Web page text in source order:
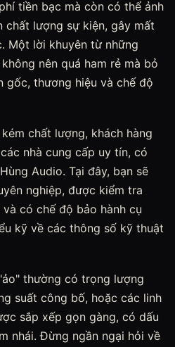
tiền bạc mà còn có thể ảnh
chất lượng sự kiện, gây mất
Một lời khuyên từ những
nên quá ham rẻ mà bỏ
gốc, thương hiệu và chế độ
chất lượng, khách hàng
nhà cung cấp uy tín, có
Audio. Tại đây, bạn sẽ
nghiệp, được kiểm tra
có chế độ bảo hành cụ
kỹ về các thông số kỹ thuật
thường có trọng lượng
suất công bố, hoặc các linh
sắp xếp gọn gàng, có dấu
nhái. Đừng ngần ngại hỏi về